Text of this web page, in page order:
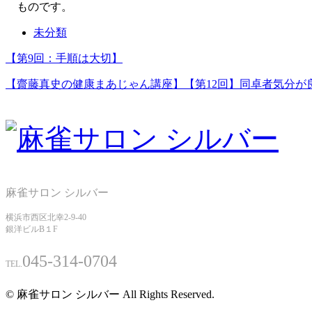
ものです。
未分類
【第9回：手順は大切】
【齋藤真史の健康まあじゃん講座】【第12回】同卓者気分が
麻雀サロン シルバー
横浜市西区北幸2-9-40
銀洋ビルB１F
TEL. 045-314-0704
© 麻雀サロン シルバー All Rights Reserved.